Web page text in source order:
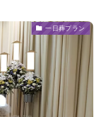
一日葬プラン